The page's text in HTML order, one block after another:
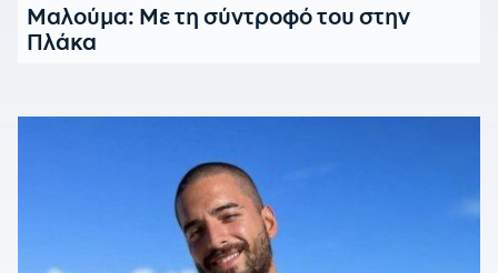
Μαλούμα: Με τη σύντροφό του στην
Πλάκα